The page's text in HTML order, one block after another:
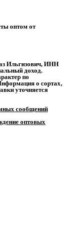
оптом от
Ильгизович, ИНН
доход.
по
о сортах,
уточняется
сообщений
оптовых